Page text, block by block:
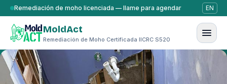
Saltar al contenido
Remediación de moho licenciada — llame para agendar EN
MoldAct
Remediación de Moho Certificada IICRC S520